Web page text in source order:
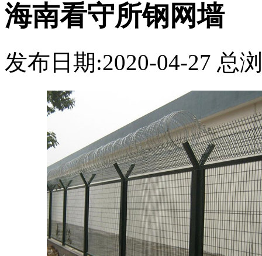
海南看守所钢网墙
发布日期:2020-04-27 总